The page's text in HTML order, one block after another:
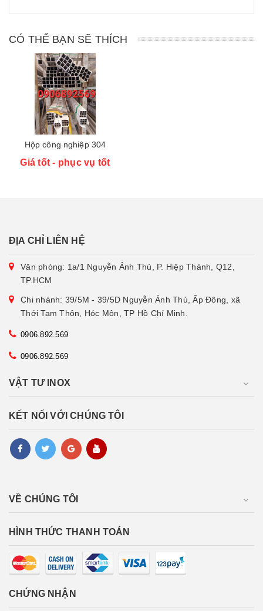
CÓ THỂ BẠN SẼ THÍCH
Hộp công nghiệp 304
Giá tốt - phục vụ tốt
ĐỊA CHỈ LIÊN HỆ
Văn phòng: 1a/1 Nguyễn Ảnh Thủ, P. Hiệp Thành, Q12,
TP.HCM
Chi nhánh: 39/5M - 39/5D Nguyễn Ảnh Thủ, Ấp Đông, xã
Thới Tam Thôn, Hóc Môn, TP Hồ Chí Minh.
0906.892.569
0906.892.569
VẬT TƯ INOX
KẾT NỐI VỚI CHÚNG TÔI
VỀ CHÚNG TÔI
HÌNH THỨC THANH TOÁN
CHỨNG NHẬN